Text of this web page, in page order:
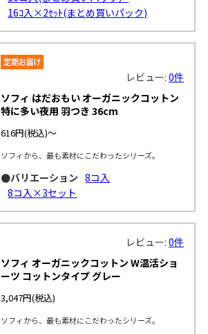
16ｺ入×2ｾｯﾄ(まとめ買いパック)
レビュー:0件
ソフィ はだおもい オーガニックコットン
特に多い夜用 羽つき 36cm
616円(税込)～
ソフィから、最も素材にこだわったシリーズ。
●バリエーション 8コ入
8コ入×3セット
レビュー:0件
ソフィ オーガニックコットン W温活ショ
ーツ コットンタイプ グレー
3,047円(税込)
ソフィから、最も素材にこだわったシリーズ。